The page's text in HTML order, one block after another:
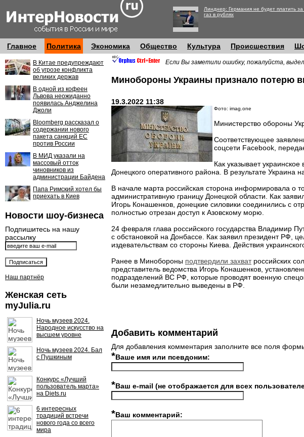
Линднер: Германия не будет платить за
газ в рублях
Главное Политика Экономика Общество Культура Происшествия
В Китае предупреждают
об угрозе конфликта
великих держав
В одной из кофеен
Львова неожиданно
появилась Анджелина
Джоли
Bloomberg рассказал о
содержании нового
пакета санкций ЕС
против России
В МИД указали на
массовый отток
чиновников из
администрации Байдена
Папа Римский хотел бы
приехать в Киев
Новости шоу-бизнеса
Подпишитесь на нашу
рассылку
Наш партнёр
Женская сеть
myJulia.ru
Ночь музеев 2024.
Народное искусство на
высшем уровне
Ночь музеев 2024. Бал
с Пушкиным
Конкурс «Лучший
пользователь марта»
на Diets.ru
6 интересных
традиций встречи
нового года со всего
мира
Если Вы заметили ошибку, пожалуйста,
Минобороны Украины признало потерю
19.3.2022 11:38
Фото: imag.one
Министерство обороны
Соответствующее
соцсети Facebook,
Как указывает
Донецкого оперативного района. В результате Украина
В начале марта российская сторона информировала о
административную границу Донецкой области. Как
Игорь Конашенков, донецкие силовики соединились с
полностью отрезан доступ к Азовскому морю.
24 февраля глава российского государства Владимир
с обстановкой на Донбассе. Как заявил президент РФ,
издевательствам со стороны Киева. Действия
Ранее в Минобороны подтвердили захватроссийских
представитель ведомства Игорь Конашенков,
подразделений ВС РФ, которые проводят военную
были незамедлительно выведены в РФ.
Добавить комментарий
Для добавления комментария заполните все поля
*Ваше имя или псевдоним:
*Ваш e-mail (не отображается для всех
*Ваш комментарий: